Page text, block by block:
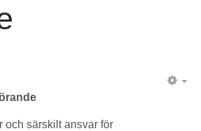
och särskilt ansvar för